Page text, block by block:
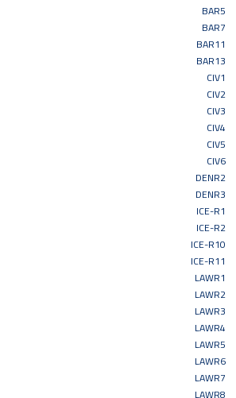
BAR5
BAR7
BAR11
BAR13
CIV1
CIV2
CIV3
CIV4
CIV5
CIV6
DENR2
DENR3
ICE-R1
ICE-R2
ICE-R10
ICE-R11
LAWR1
LAWR2
LAWR3
LAWR4
LAWR5
LAWR6
LAWR7